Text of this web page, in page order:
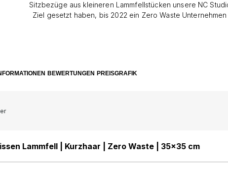
Sitzbezüge aus kleineren Lammfellstücken unsere NC
Ziel gesetzt haben, bis 2022 ein Zero Waste
schöner, finden Sie nicht
BEWERTUNGEN PREISGRAFIK
Lammfell | Kurzhaar | Zero Waste | 35x35 cm